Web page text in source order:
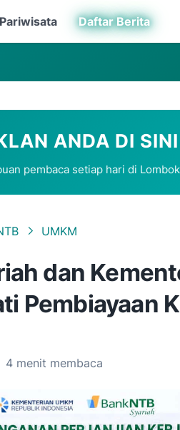
Pariwisata Daftar Berita
ANDA DI SINI
pembaca setiap hari di
UMKM
dan
Pembiayaan
4 menit membaca